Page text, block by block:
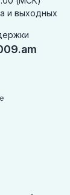
и выходных